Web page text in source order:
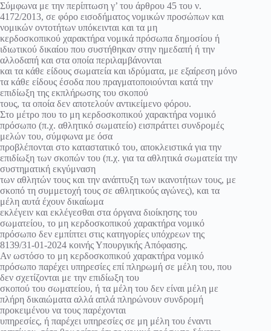
Σύμφωνα με την περίπτωση γ’ του άρθρου 45 του ν.
4172/2013, σε φόρο εισοδήματος νομικών προσώπων και
νομικών οντοτήτων υπόκεινται και τα μη
κερδοσκοπικού χαρακτήρα νομικά πρόσωπα δημοσίου ή
ιδιωτικού δικαίου που συστήθηκαν στην ημεδαπή ή την
αλλοδαπή και στα οποία περιλαμβάνονται
και τα κάθε είδους σωματεία και ιδρύματα, με εξαίρεση μόνο
τα κάθε είδους έσοδα που πραγματοποιούνται κατά την
επιδίωξη της εκπλήρωσης του σκοπού
τους, τα οποία δεν αποτελούν αντικείμενο φόρου.
Στο μέτρο που το μη κερδοσκοπικού χαρακτήρα νομικό
πρόσωπο (π.χ. αθλητικό σωματείο) εισπράττει συνδρομές
μελών του, σύμφωνα με όσα
προβλέπονται στο καταστατικό του, αποκλειστικά για την
επιδίωξη των σκοπών του (π.χ. για τα αθλητικά σωματεία την
συστηματική εκγύμναση
των αθλητών τους και την ανάπτυξη των ικανοτήτων τους, με
σκοπό τη συμμετοχή τους σε αθλητικούς αγώνες), και τα
μέλη αυτά έχουν δικαίωμα
εκλέγειν και εκλέγεσθαι στα όργανα διοίκησης του
σωματείου, το μη κερδοσκοπικού χαρακτήρα νομικό
πρόσωπο δεν εμπίπτει στις κατηγορίες υπόχρεων της
8139/31-01-2024 κοινής Υπουργικής Απόφασης.
Αν ωστόσο το μη κερδοσκοπικού χαρακτήρα νομικό
πρόσωπο παρέχει υπηρεσίες επί πληρωμή σε μέλη του, που
δεν σχετίζονται με την επιδίωξη του
σκοπού του σωματείου, ή τα μέλη του δεν είναι μέλη με
πλήρη δικαιώματα αλλά απλά πληρώνουν συνδρομή
προκειμένου να τους παρέχονται
υπηρεσίες, ή παρέχει υπηρεσίες σε μη μέλη του έναντι